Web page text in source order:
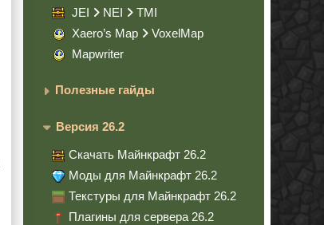
JEI
NEI
TMI
Xaero’s Map
VoxelMap
Mapwriter
Полезные гайды
Версия 26.2
Скачать Майнкрафт 26.2
Моды для Майнкрафт 26.2
Текстуры для Майнкрафт 26.2
Плагины для сервера 26.2